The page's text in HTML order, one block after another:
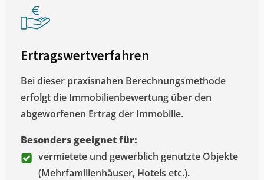
Ertragswertverfahren
Bei dieser praxisnahen Berechnungsmethode
erfolgt die Immobilienbewertung über den
abgeworfenen Ertrag der Immobilie.
Besonders geeignet für:
vermietete und gewerblich genutzte Objekte
(Mehrfamilienhäuser, Hotels etc.).